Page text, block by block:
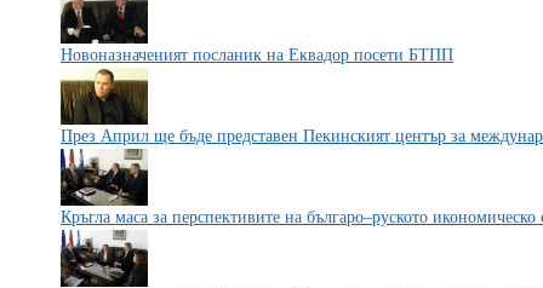
Новоназначеният посланик на Еквадор посети БТПП
През Април ще бъде представен Пекинският център за
Кръгла маса за перспективите на българо–руското икономическо